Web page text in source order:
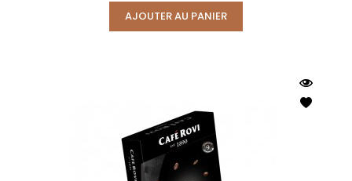
AJOUTER AU PANIER